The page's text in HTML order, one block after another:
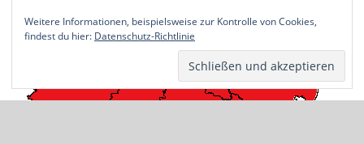
Weitere Informationen, beispielsweise zur Kontrolle von Cookies,
findest du hier: Datenschutz-Richtlinie